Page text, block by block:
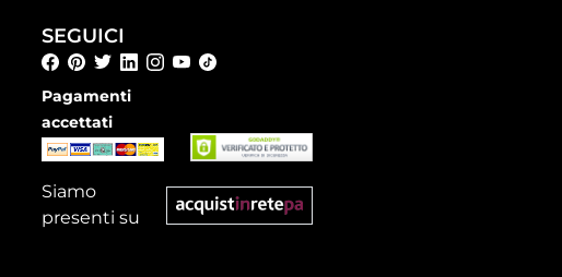
SEGUICI
Pagamenti
accettati
Siamo
presenti su